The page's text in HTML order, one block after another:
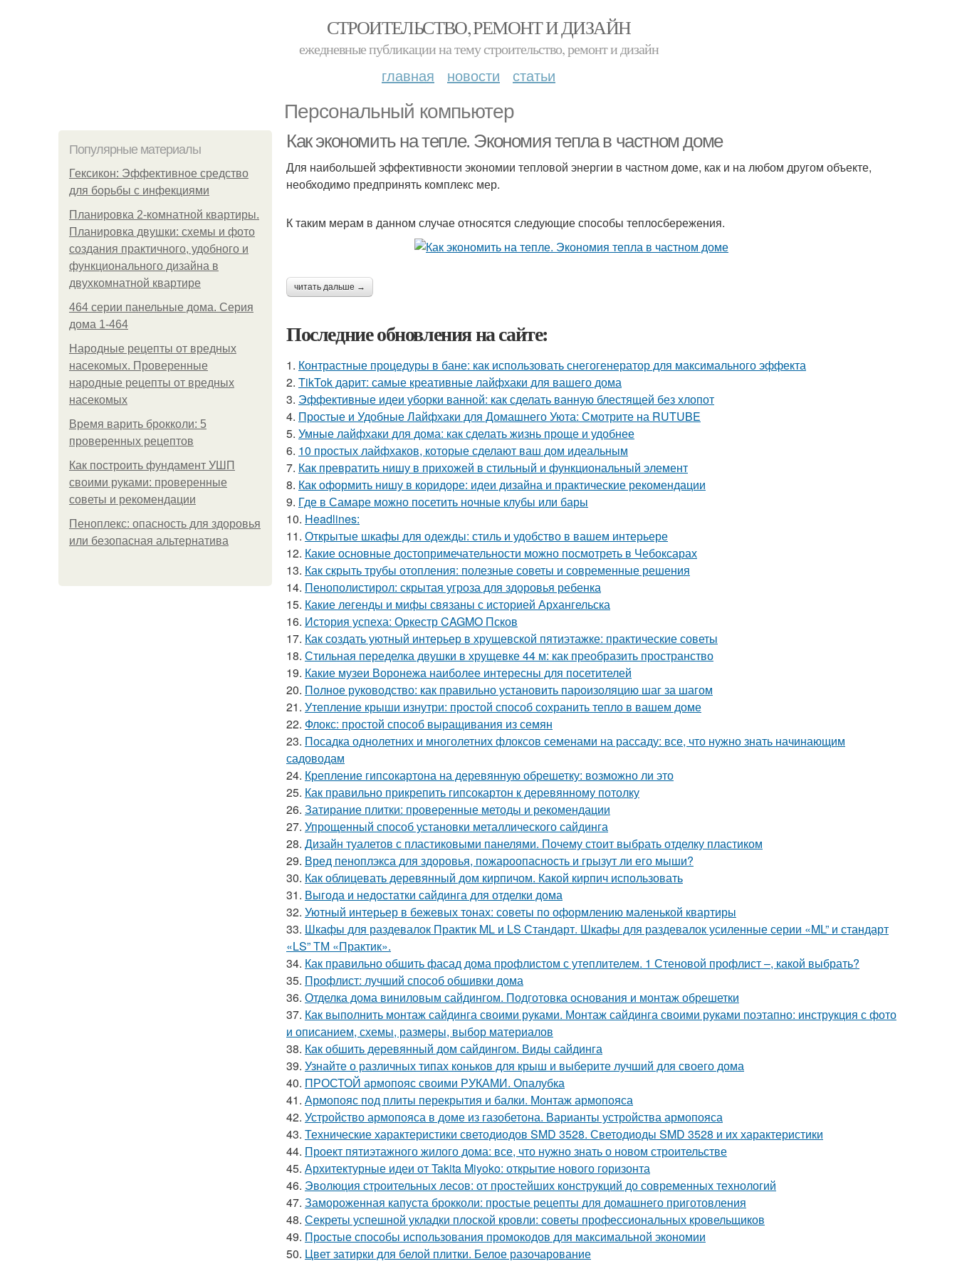
СТРОИТЕЛЬСТВО, РЕМОНТ И ДИЗАЙН
ежедневные публикации на тему строительство, ремонт и дизайн
главная новости статьи
Персональный компьютер
Популярные материалы
Гексикон: Эффективное средство
для борьбы с инфекциями
Планировка 2-комнатной квартиры.
Планировка двушки: схемы и фото
создания практичного, удобного и
функционального дизайна в
двухкомнатной квартире
464 серии панельные дома. Серия
дома 1-464
Народные рецепты от вредных
насекомых. Проверенные
народные рецепты от вредных
насекомых
Время варить брокколи: 5
проверенных рецептов
Как построить фундамент УШП
своими руками: проверенные
советы и рекомендации
Пеноплекс: опасность для здоровья
или безопасная альтернатива
Как экономить на тепле. Экономия тепла в частном доме
Для наибольшей эффективности экономии тепловой энергии в частном доме, как и на любом другом объекте,
необходимо предпринять комплекс мер.
К таким мерам в данном случае относятся следующие способы теплосбережения.
читать дальше →
Последние обновления на сайте:
1. Контрастные процедуры в бане: как использовать снегогенератор для максимального эффекта
2. TikTok дарит: самые креативные лайфхаки для вашего дома
3. Эффективные идеи уборки ванной: как сделать ванную блестящей без хлопот
4. Простые и Удобные Лайфхаки для Домашнего Уюта: Смотрите на RUTUBE
5. Умные лайфхаки для дома: как сделать жизнь проще и удобнее
6. 10 простых лайфхаков, которые сделают ваш дом идеальным
7. Как превратить нишу в прихожей в стильный и функциональный элемент
8. Как оформить нишу в коридоре: идеи дизайна и практические рекомендации
9. Где в Самаре можно посетить ночные клубы или бары
10. Headlines:
11. Открытые шкафы для одежды: стиль и удобство в вашем интерьере
12. Какие основные достопримечательности можно посмотреть в Чебоксарах
13. Как скрыть трубы отопления: полезные советы и современные решения
14. Пенополистирол: скрытая угроза для здоровья ребенка
15. Какие легенды и мифы связаны с историей Архангельска
16. История успеха: Оркестр CAGMO Псков
17. Как создать уютный интерьер в хрущевской пятиэтажке: практические советы
18. Стильная переделка двушки в хрущевке 44 м: как преобразить пространство
19. Какие музеи Воронежа наиболее интересны для посетителей
20. Полное руководство: как правильно установить пароизоляцию шаг за шагом
21. Утепление крыши изнутри: простой способ сохранить тепло в вашем доме
22. Флокс: простой способ выращивания из семян
23. Посадка однолетних и многолетних флоксов семенами на рассаду: все, что нужно знать начинающим
садоводам
24. Крепление гипсокартона на деревянную обрешетку: возможно ли это
25. Как правильно прикрепить гипсокартон к деревянному потолку
26. Затирание плитки: проверенные методы и рекомендации
27. Упрощенный способ установки металлического сайдинга
28. Дизайн туалетов с пластиковыми панелями. Почему стоит выбрать отделку пластиком
29. Вред пеноплэкса для здоровья, пожароопасность и грызут ли его мыши?
30. Как облицевать деревянный дом кирпичом. Какой кирпич использовать
31. Выгода и недостатки сайдинга для отделки дома
32. Уютный интерьер в бежевых тонах: советы по оформлению маленькой квартиры
33. Шкафы для раздевалок Практик ML и LS Стандарт. Шкафы для раздевалок усиленные серии «ML” и стандарт
«LS” ТМ «Практик».
34. Как правильно обшить фасад дома профлистом с утеплителем. 1 Стеновой профлист –, какой выбрать?
35. Профлист: лучший способ обшивки дома
36. Отделка дома виниловым сайдингом. Подготовка основания и монтаж обрешетки
37. Как выполнить монтаж сайдинга своими руками. Монтаж сайдинга своими руками поэтапно: инструкция с фото
и описанием, схемы, размеры, выбор материалов
38. Как обшить деревянный дом сайдингом. Виды сайдинга
39. Узнайте о различных типах коньков для крыш и выберите лучший для своего дома
40. ПРОСТОЙ армопояс своими РУКАМИ. Опалубка
41. Армопояс под плиты перекрытия и балки. Монтаж армопояса
42. Устройство армопояса в доме из газобетона. Варианты устройства армопояса
43. Технические характеристики светодиодов SMD 3528. Светодиоды SMD 3528 и их характеристики
44. Проект пятиэтажного жилого дома: все, что нужно знать о новом строительстве
45. Архитектурные идеи от Takita Miyoko: открытие нового горизонта
46. Эволюция строительных лесов: от простейших конструкций до современных технологий
47. Замороженная капуста брокколи: простые рецепты для домашнего приготовления
48. Секреты успешной укладки плоской кровли: советы профессиональных кровельщиков
49. Простые способы использования промокодов для максимальной экономии
50. Цвет затирки для белой плитки. Белое разочарование